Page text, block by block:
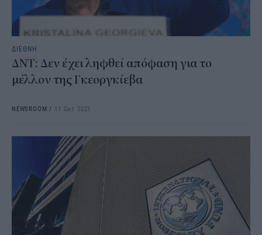
ΔΙΕΘΝΗ
ΔΝΤ: Δεν έχει ληφθεί απόφαση για το
μέλλον της Γκεοργκίεβα
NEWSROOM / 11 Οκτ 2021